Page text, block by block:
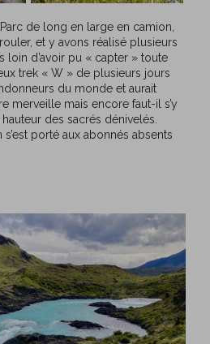
de long en large en camion,
et y avons réalisé plusieurs
loin d’avoir pu « capter » toute
trek « W » de plusieurs jours
du monde et aurait
merveille mais encore faut-il s’y
des sacrés dénivelés.
porté aux abonnés absents